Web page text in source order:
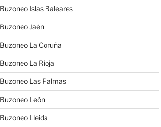
Buzoneo Islas Baleares
Buzoneo Jaén
Buzoneo La Coruña
Buzoneo La Rioja
Buzoneo Las Palmas
Buzoneo León
Buzoneo Lleida